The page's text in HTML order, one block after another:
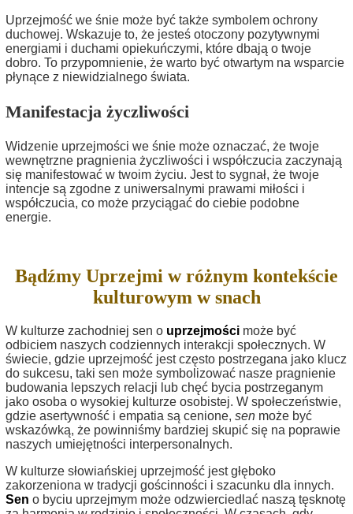
Uprzejmość we śnie może być także symbolem ochrony
duchowej. Wskazuje to, że jesteś otoczony pozytywnymi
energiami i duchami opiekuńczymi, które dbają o twoje
dobro. To przypomnienie, że warto być otwartym na wsparcie
płynące z niewidzialnego świata.
Manifestacja życzliwości
Widzenie uprzejmości we śnie może oznaczać, że twoje
wewnętrzne pragnienia życzliwości i współczucia zaczynają
się manifestować w twoim życiu. Jest to sygnał, że twoje
intencje są zgodne z uniwersalnymi prawami miłości i
współczucia, co może przyciągać do ciebie podobne
energie.
Bądźmy Uprzejmi w różnym kontekście
kulturowym w snach
W kulturze zachodniej sen o uprzejmości może być
odbiciem naszych codziennych interakcji społecznych. W
świecie, gdzie uprzejmość jest często postrzegana jako klucz
do sukcesu, taki sen może symbolizować nasze pragnienie
budowania lepszych relacji lub chęć bycia postrzeganym
jako osoba o wysokiej kulturze osobistej. W społeczeństwie,
gdzie asertywność i empatia są cenione, sen może być
wskazówką, że powinniśmy bardziej skupić się na poprawie
naszych umiejętności interpersonalnych.
W kulturze słowiańskiej uprzejmość jest głęboko
zakorzeniona w tradycji gościnności i szacunku dla innych.
Sen o byciu uprzejmym może odzwierciedlać naszą tęsknotę